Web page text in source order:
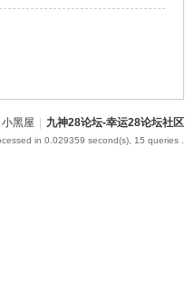
小黑屋 九神28论坛-幸运28论坛社区
in 0.029359 second(s), 15 queries .